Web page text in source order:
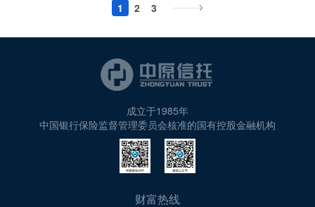
1 2 3
成立于1985年
中国银行保险监督管理委员会核准的国有控股金融机构
财富热线